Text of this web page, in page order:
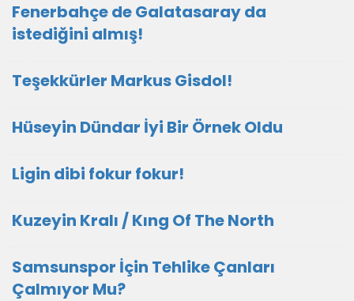
Fenerbahçe de Galatasaray da
istediğini almış!
Teşekkürler Markus Gisdol!
Hüseyin Dündar İyi Bir Örnek Oldu
Ligin dibi fokur fokur!
Kuzeyin Kralı / Kıng Of The North
Samsunspor İçin Tehlike Çanları
Çalmıyor Mu?